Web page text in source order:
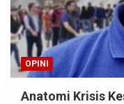
OPINI
Anatomi Krisis